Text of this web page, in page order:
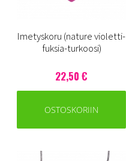
Imetyskoru (nature violetti-
fuksia-turkoosi)
22,50 €
OSTOSKORIIN